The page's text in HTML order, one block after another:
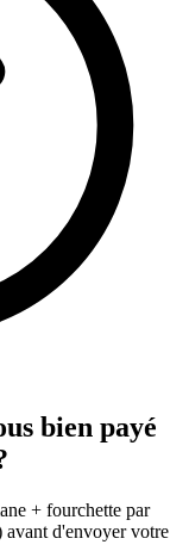
bien payé
+ fourchette par
avant d'envoyer votre